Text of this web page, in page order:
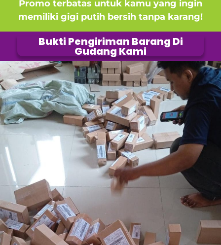
Promo terbatas untuk kamu yang ingin
memiliki gigi putih bersih tanpa karang!
Bukti Pengiriman Barang Di
Gudang Kami